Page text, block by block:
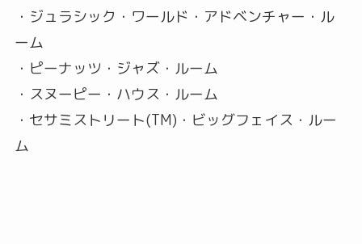
・ジュラシック・ワールド・アドベンチャー・ル
ーム
・ピーナッツ・ジャズ・ルーム
・スヌーピー・ハウス・ルーム
・セサミストリート(TM)・ビッグフェイス・ルー
ム